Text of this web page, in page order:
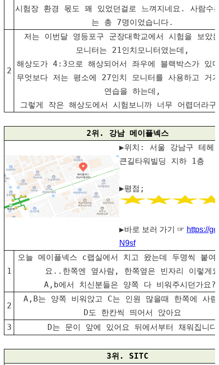
시험장 환경 몫도 꽤 있었던걸로 느껴지네요. 사람수
는 총 7명이었습니다.
2
저는 이번달 영등포구 군장대학교에서 시험을 보았
모니터는 21인치모니터였는데,
해상도가 4:3으로 해상되어서 좌우에 블랙박스가 있
무엇보다 저는 평소에 27인치 모니터를 사용하고 거
연습을 하는데,
그렇게 작은 해상도에서 시험보니까 너무 어렵더라
2위. 강남 메이플넥스
▶위치: 서울 강남구 테헤
큰길타워빌딩 지하 1층
▶평점;
▶바로 보러 가기 ☞ https://
N9sf
1
오늘 메이플넥스 c랩실에서 치고 왔는데 두명씩 붙여
요..한쪽엔 옆사람, 한쪽옆은 빈자리 이렇게
A,b에서 치신분들은 양쪽 다 비워주시던가요
2
A,B는 양쪽 비워앉고 C는 인원 많을때 한쪽에 사람
D도 한칸씩 띄어서 앉아요
3
D는 문이 앞에 있어요 뒤에서부터 채워집니다
3위. SITC